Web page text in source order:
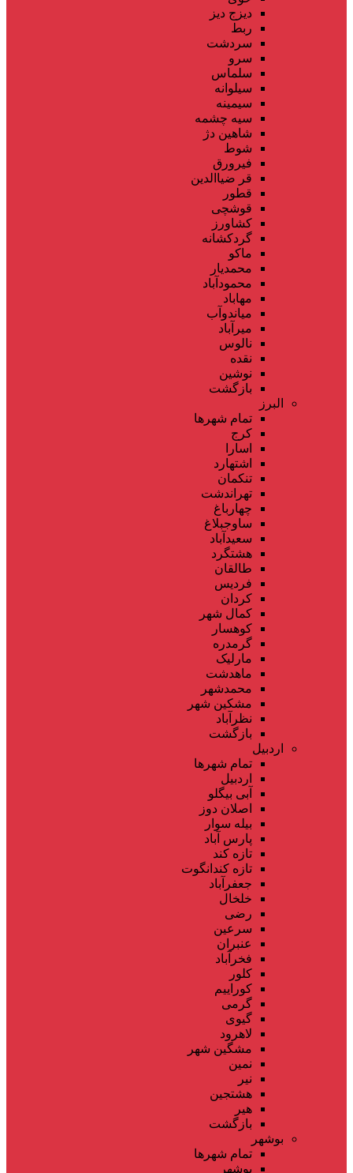
دیزج دیز
ربط
سردشت
سرو
سلماس
سیلوانه
سیمینه
سیه چشمه
شاهین دژ
شوط
فیرورق
قر ضیاالدین
قطور
قوشچی
کشاورز
گردکشانه
ماکو
محمدیار
محمودآباد
مهاباد
میاندوآب
میرآباد
نالوس
نقده
نوشین
بازگشت
البرز
تمام شهر‌ها
کرج
اسارا
اشتهارد
تنکمان
تهراندشت
چهارباغ
ساوجبلاغ
سعیدآباد
هشتگرد
طالقان
فردیس
کردان
کمال شهر
کوهسار
گرمدره
مارلیک
ماهدشت
محمدشهر
مشکین شهر
نظرآباد
بازگشت
اردبیل
تمام شهر‌ها
اردبیل
آبی بیگلو
اصلان دوز
بیله سوار
پارس آباد
تازه کند
تازه کندانگوت
جعفرآباد
خلخال
رضی
سرعین
عنبران
فخرآباد
کلور
کوراییم
گرمی
گیوی
لاهرود
مشگین شهر
نمین
نیر
هشتجین
هیر
بازگشت
بوشهر
تمام شهر‌ها
بوشهر